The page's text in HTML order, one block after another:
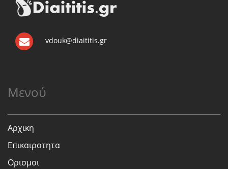
vdouk@diaititis.gr
Μενού
Αρχικη
Επικαιροτητα
Ορισμοι